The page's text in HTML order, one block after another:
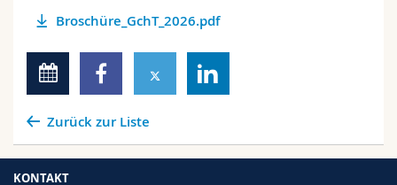
Broschüre_GchT_2026.pdf
Zurück zur Liste
KONTAKT